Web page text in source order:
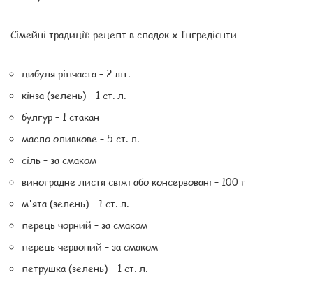
Сімейні традиції: рецепт в спадок x Інгредієнти
цибуля ріпчаста – 2 шт.
кінза (зелень) – 1 ст. л.
булгур – 1 стакан
масло оливкове – 5 ст. л.
сіль – за смаком
виноградне листя свіжі або консервовані – 100 г
м'ята (зелень) – 1 ст. л.
перець чорний – за смаком
перець червоний – за смаком
петрушка (зелень) – 1 ст. л.